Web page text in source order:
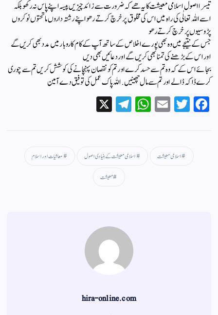
تیسرا اصول اسلامی معیشت کا یہ ھے کہ ضرورت سے زائد چیزیں پیسہ اپنے پاس نہ رکھو بلکہ
اسے اللہ تعالٰی کی راہ میں اس کی مخلوق پر خرچ کرتے رھو اپنے رشتہ داروں ماتحتوں نوکروں
پڑوسیوں پر خرچ کرتے رھو
جس کے نتیجے میں وہ بھی پورے اخلاص کے ساتھ آپ کے کام کاروبار میں مدد بھی کریں گے
اور اس کے بڑھنے کی تمنا بھی کریں گے اور دعائیں بھی دیں
بجائے اس کے کہ وہ تم سے حسد کرے اور تم کو نقصان پہنچانے کی کوشش کریں تم سے چوری
کرے ڈاکہ ڈالے اور تم سے مال چھینیں.اللہ پاک عمل کی توفیق دے آمین
Fa
ce
ok
T
wi
r
E
m
W
ha
A
pp
Te
le
a اسلامی معیشت اسلامی معیشت کے بنیادی اصول معاشیات اور اسلام
معیشت
hira-online.com